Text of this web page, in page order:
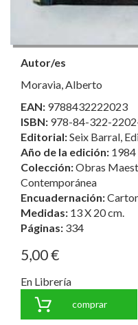
Autor/es
Moravia, Alberto
EAN: 9788432222023
ISBN: 978-84-322-
Editorial:Seix Barral,
Año de la edición: 1984
Colección:Obras
Contemporánea
Encuadernación:
Medidas: 13 X 20 cm.
Páginas: 334
5,00 €
En Librería
comprar